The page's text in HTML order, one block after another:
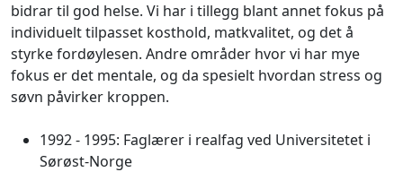
bidrar til god helse. Vi har i tillegg blant annet fokus på
individuelt tilpasset kosthold, matkvalitet, og det å
styrke fordøylesen. Andre områder hvor vi har mye
fokus er det mentale, og da spesielt hvordan stress og
søvn påvirker kroppen.
1992 - 1995: Faglærer i realfag ved Universitetet i
Sørøst-Norge